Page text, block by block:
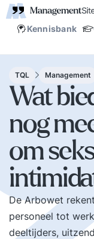
Kennisbank
TQL Management
Wat
nog
om
De Arbowet
personeel tot
deeltijders,